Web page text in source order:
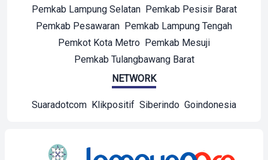
Pemkab Lampung Selatan Pemkab Pesisir Barat
Pemkab Pesawaran Pemkab Lampung Tengah
Pemkot Kota Metro Pemkab Mesuji
Pemkab Tulangbawang Barat
NETWORK
Suaradotcom Klikpositif Siberindo Goindonesia